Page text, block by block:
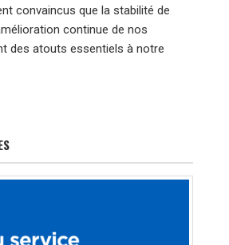
convaincus que la stabilité de
continue de nos
des atouts essentiels à notre